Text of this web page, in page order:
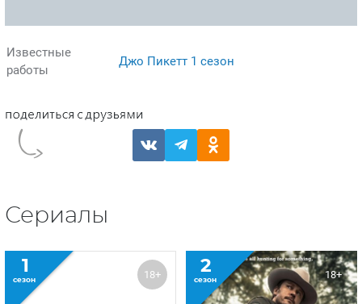
Известные
работы
Джо Пикетт 1 сезон
Сериалы
1
сезон 18+ 2
сезон 18+